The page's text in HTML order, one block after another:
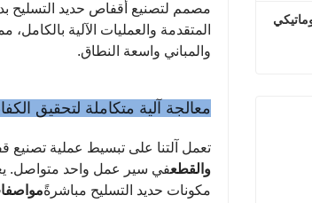
مصمم لتصنيع أقفاص حديد التسليح
المتقدمة والعمليات الآلية
والمباني واسعة النطاق.
معالجة آلية متكاملة لتحقيق
تعمل آلتنا على تبسيط عملية تصنيع
والقطع
مكونات حديد التسليح مباشرةً